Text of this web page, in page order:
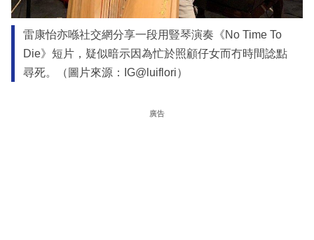
雷康怡亦喺社交網分享一段用豎琴演奏《No Time To
Die》短片，疑似暗示因為忙於照顧仔女而冇時間諗點
尋死。（圖片來源：IG@luiflori）
廣告